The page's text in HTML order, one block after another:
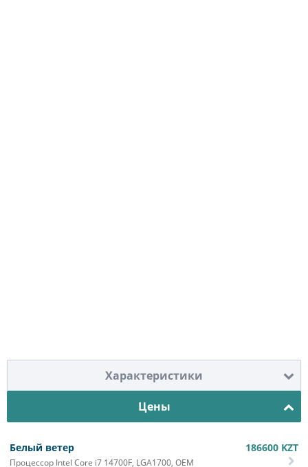
Характеристики
Цены
Белый ветер
Процессор Intel Core i7 14700F, LGA1700, OEM
186600 KZT